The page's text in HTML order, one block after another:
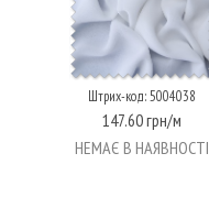
Штрих-код: 5004038
147.60 грн/м
НЕМАЄ В НАЯВНОСТІ